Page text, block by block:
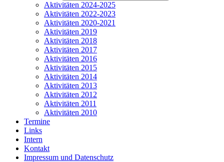
Aktivitäten 2024-2025
Aktivitäten 2022-2023
Aktivitäten 2020-2021
Aktivitäten 2019
Aktivitäten 2018
Aktivitäten 2017
Aktivitäten 2016
Aktivitäten 2015
Aktivitäten 2014
Aktivitäten 2013
Aktivitäten 2012
Aktivitäten 2011
Aktivitäten 2010
Termine
Links
Intern
Kontakt
Impressum und Datenschutz